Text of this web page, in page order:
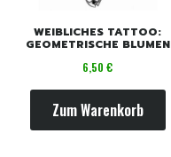
WEIBLICHES TATTOO:
GEOMETRISCHE BLUMEN
Preis
6,50 €
Zum Warenkorb